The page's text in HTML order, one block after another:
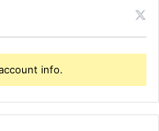
info.